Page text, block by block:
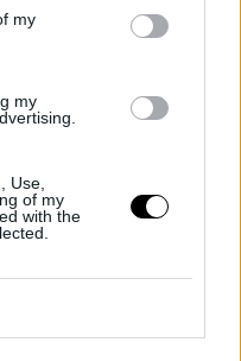
my
my
Use,
of my
with the
αυτή η κρέμα διαθέτη
αφήνει μια απίστευτη
συγκεκριμένη υφή δε
και συνεχή
δείχνει πιο νεανική